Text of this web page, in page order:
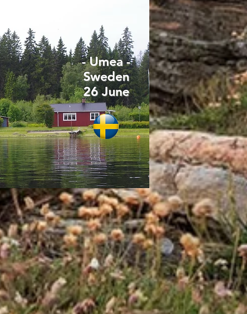
- Umea -
Sweden
26 June
Umea 03